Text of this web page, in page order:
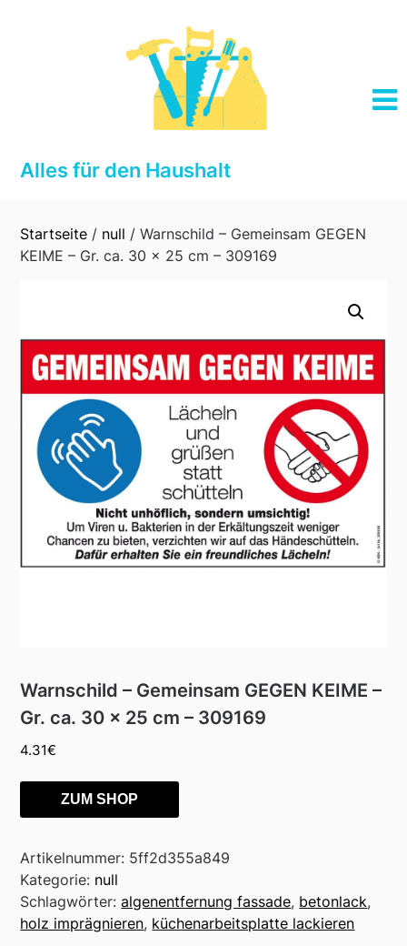
Alles für den Haushalt
Startseite / null / Warnschild – Gemeinsam GEGEN
KEIME – Gr. ca. 30 x 25 cm – 309169
Warnschild – Gemeinsam GEGEN KEIME –
Gr. ca. 30 x 25 cm – 309169
4.31€
ZUM SHOP
Artikelnummer: 5ff2d355a849
Kategorie: null
Schlagwörter:algenentfernung fassade, betonlack,
holz imprägnieren, küchenarbeitsplatte lackieren